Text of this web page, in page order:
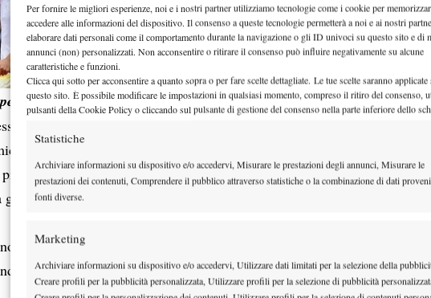
Per fornire le migliori esperienze, noi e i nostri partner utilizziamo tecnologie come i cookie per
accedere alle informazioni del dispositivo. Il consenso a queste tecnologie permetterà a noi e ai nostri
elaborare dati personali come il comportamento durante la navigazione o gli ID univoci su questo sito e di
annunci (non) personalizzati. Non acconsentire o ritirare il consenso può influire negativamente su alcune
caratteristiche e funzioni.
Clicca qui sotto per acconsentire a quanto sopra o per fare scelte dettagliate. Le tue scelte saranno applicate
questo sito. È possibile modificare le impostazioni in qualsiasi momento, compreso il ritiro del consenso,
pulsanti della Cookie Policy o cliccando sul pulsante di gestione del consenso nella parte inferiore dello
Statistiche
Archiviare informazioni su dispositivo e/o accedervi, Misurare le prestazioni degli annunci, Misurare le
prestazioni dei contenuti, Comprendere il pubblico attraverso statistiche o la combinazione di dati
fonti diverse.
Marketing
Archiviare informazioni su dispositivo e/o accedervi, Utilizzare dati limitati per la selezione della
Creare profili per la pubblicità personalizzata, Utilizzare profili per la selezione di pubblicità
meglio
la nostra risponde al nome di Francesca Schiavone ed ha
da ridere: subito Jelena Jankovic, che parte con l’obiettivo di
brillante. Impegnata al primo turno anche la
francese Garcia, mentre Williams e Azarenka avranno
emergono grossi nomi, con la baby Barty impegnata al turno
Bertens e le altre teste di serie eliminate ad eccezione